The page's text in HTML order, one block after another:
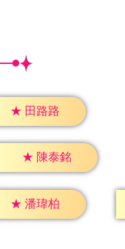
★ 田路路
★ 陳泰銘
★ 潘瑋柏